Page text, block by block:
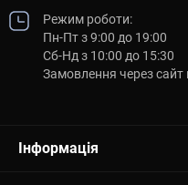
Режим роботи:
Пн-Пт з 9:00 до 19:00
Сб-Нд з 10:00 до 15:30
Замовлення через сайт
Інформація